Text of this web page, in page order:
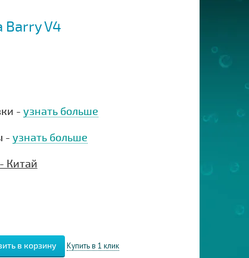
Barry V4
- узнать больше
- узнать больше
Китай
Купить в 1 клик